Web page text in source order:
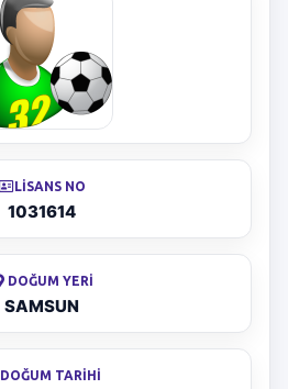
LISANS NO
1031614
DOĞUM YERI
SAMSUN
DOĞUM TARIHI